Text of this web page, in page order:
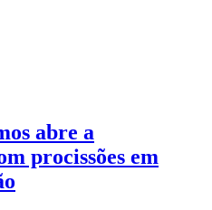
abre a
procissões em